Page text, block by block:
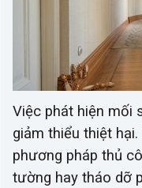
Việc phát hiện mối
giảm thiểu thiệt
phương pháp thủ
tường hay tháo dỡ